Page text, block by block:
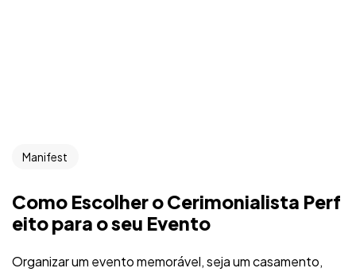
Manifest
Como Escolher o Cerimonialista Perf
eito para o seu Evento
Organizar um evento memorável, seja um casamento,